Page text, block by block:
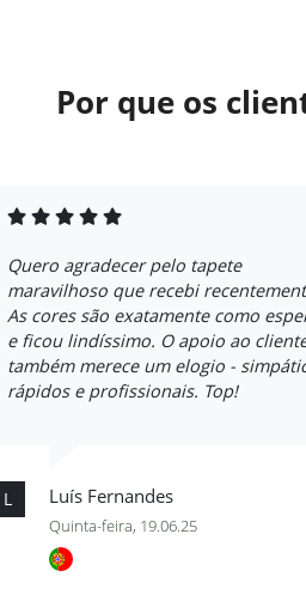
Por que os
Quero agradecer pelo tapete
maravilhoso que recebi
As cores são exatamente como
e ficou lindíssimo. O apoio ao
também merece um elogio -
rápidos e profissionais. Top!
L Luís Fernandes
Quinta-feira, 19.06.25